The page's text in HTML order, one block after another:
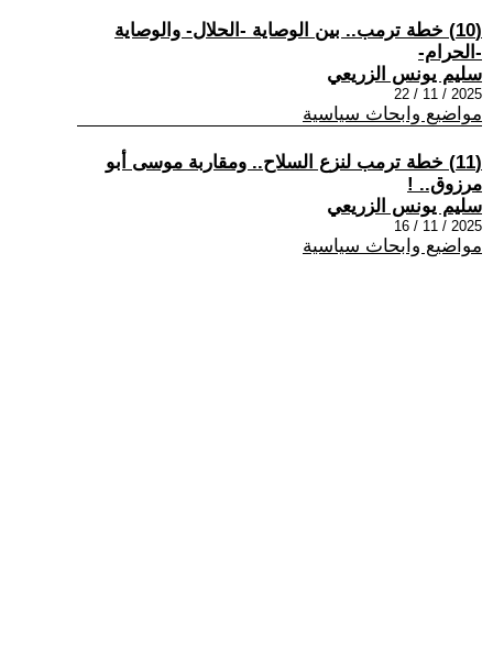
(10) خطة ترمب.. بين الوصاية -الحلال- والوصاية
-الحرام-
سليم يونس الزريعي
2025 / 11 / 22
مواضيع وابحاث سياسية
(11) خطة ترمب لنزع السلاح.. ومقاربة موسى أبو
مرزوق.. !
سليم يونس الزريعي
2025 / 11 / 16
مواضيع وابحاث سياسية